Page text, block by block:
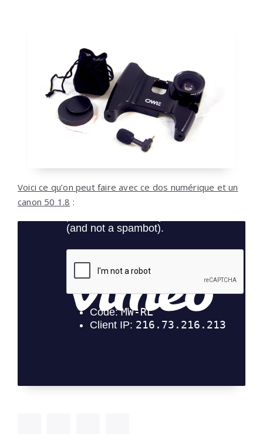
Voici ce qu’on peut faire avec ce dos numérique et un
canon 50 1.8 :